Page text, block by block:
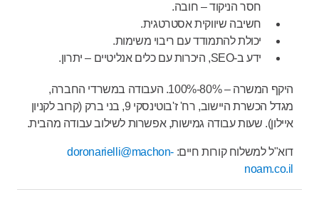
חסר הניקוד – חובה.
חשיבה שיווקית אסטרטגית.
יכולת להתמודד עם ריבוי משימות.
ידע ב-SEO, היכרות עם כלים אנליטיים – יתרון.
היקף המשרה – 80%-100%. העבודה במשרדי החברה,
מגדל הכשרת היישוב, רח' ז'בוטינסקי 9, בני ברק (קרוב לקניון
איילון). שעות עבודה גמישות, אפשרות לשילוב עבודה מהבית.
דוא"ל למשלוח קורות חיים: doronarielli@machon-
noam.co.il